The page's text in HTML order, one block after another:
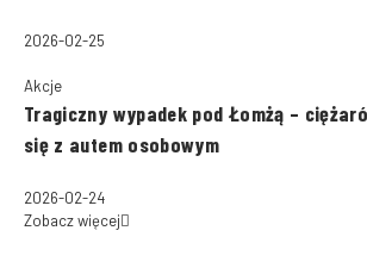
2026-02-25
Akcje
Tragiczny wypadek pod Łomżą –
się z autem osobowym
2026-02-24
Zobacz więcej